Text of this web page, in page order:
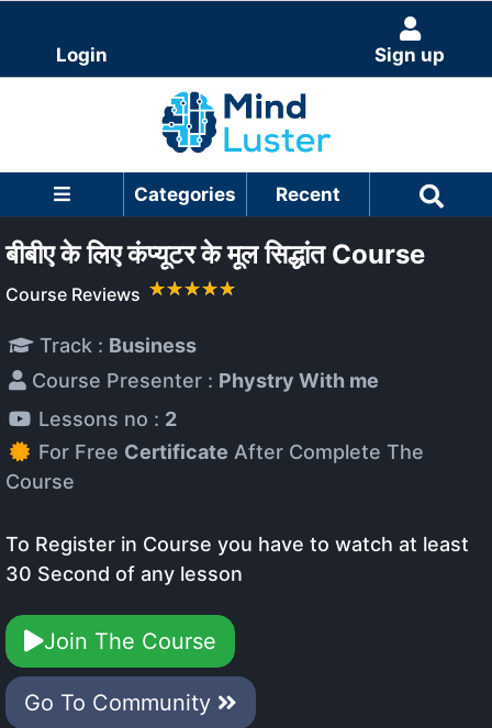
Login Sign up
Categories Recent
बीबीए के लिए कंप्यूटर के मूल सिद्धांत Course
Course Reviews
Track : Business
Course Presenter : Phystry With me
Lessons no : 2
For Free Certificate After Complete The
Course
To Register in Course you have to watch at least
30 Second of any lesson
Join The Course
Go To Community